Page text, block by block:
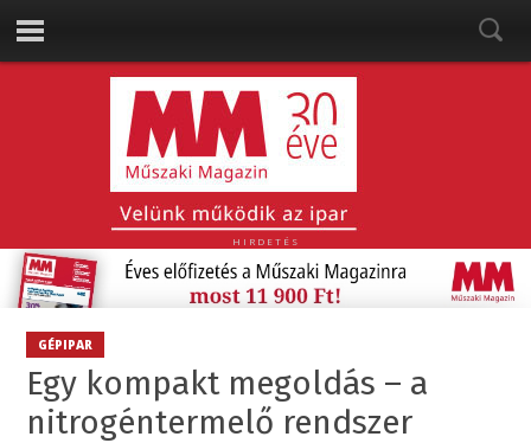
HIRDETÉS
GÉPIPAR
Egy kompakt megoldás – a
nitrogéntermelő rendszer